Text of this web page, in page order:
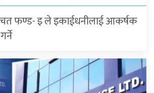
फण्ड- इ ले इकाईधनीलाई आकर्षक